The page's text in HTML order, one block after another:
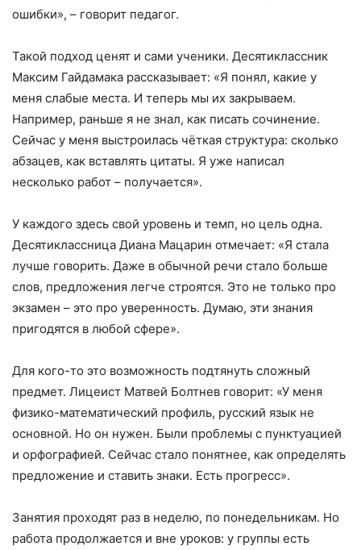
ошибки», – говорит педагог.
Такой подход ценят и сами ученики. Десятиклассник
Максим Гайдамака рассказывает: «Я понял, какие у
меня слабые места. И теперь мы их закрываем.
Например, раньше я не знал, как писать сочинение.
Сейчас у меня выстроилась чёткая структура: сколько
абзацев, как вставлять цитаты. Я уже написал
несколько работ – получается».
У каждого здесь свой уровень и темп, но цель одна.
Десятиклассница Диана Мацарин отмечает: «Я стала
лучше говорить. Даже в обычной речи стало больше
слов, предложения легче строятся. Это не только про
экзамен – это про уверенность. Думаю, эти знания
пригодятся в любой сфере».
Для кого-то это возможность подтянуть сложный
предмет. Лицеист Матвей Болтнев говорит: «У меня
физико-математический профиль, русский язык не
основной. Но он нужен. Были проблемы с пунктуацией
и орфографией. Сейчас стало понятнее, как определять
предложение и ставить знаки. Есть прогресс».
Занятия проходят раз в неделю, по понедельникам. Но
работа продолжается и вне уроков: у группы есть